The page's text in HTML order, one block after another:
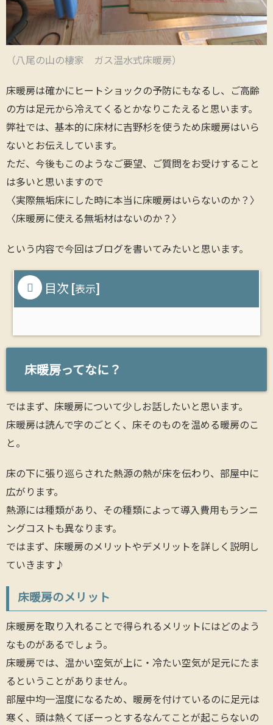
（八尾の山の棲家 ガス温水式床暖房）
床暖房は確かにヒートショックの予防にもなるし、ご高齢
の方は足元から冷えてくるとかなりこたえると思います。
弊社では、基本的に床材に吉野杉を使うため床暖房はいら
ないとお伝えしています。
ただ、今後もこのようなご要望、ご質問をお受けすること
は多いと思いますので
〈実際無垢床にした時に本当に床暖房はいらないのか？〉
〈床暖房に使える無垢材はないのか？〉
という内容で今回はブログを書いてみたいと思います。
目次 [表示]
床暖房ってなに？
ではまず、床暖房について少しお話したいと思います。
床暖房は読んで字のごとく、床そのものを温める暖房のこ
と。
床の下に張り巡らされた熱源の熱が床を伝わり、部屋中に
広がります。
熱源には種類があり、その種類によって導入費用もランニ
ングコストも異なります。
ではまず、床暖房のメリットやデメリットを詳しく説明し
ていきます♪
床暖房のメリット
床暖房を取り入れることで得られるメリットにはどのよう
なものがあるでしょう。
床暖房では、温かい空気が上に・冷たい空気が足元にたま
るということがありません。
部屋中均一温度になるため、暖房を付けているのに足元は
寒く、頭は熱くてぼーっとするなんてことが起こらないの